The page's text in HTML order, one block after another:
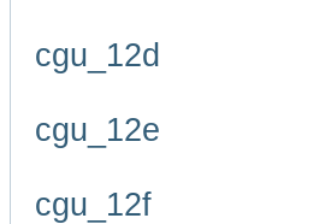
cgu_12d
cgu_12e
cgu_12f